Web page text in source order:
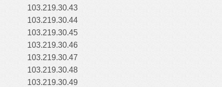
103.219.30.43
103.219.30.44
103.219.30.45
103.219.30.46
103.219.30.47
103.219.30.48
103.219.30.49